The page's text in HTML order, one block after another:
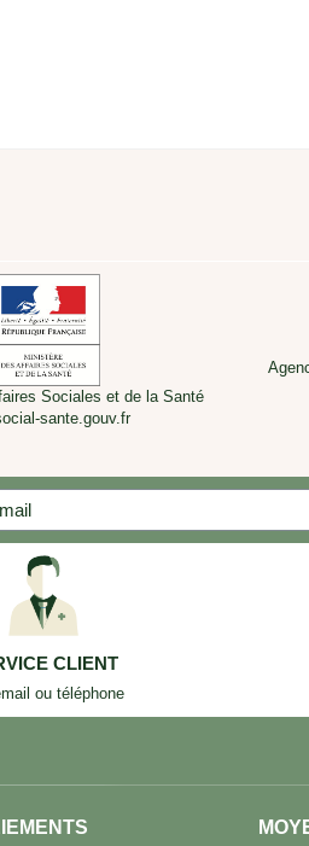
Sociales et de la Santé
sante.gouv.fr
CLIENT
ou téléphone